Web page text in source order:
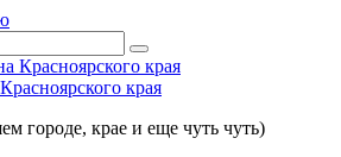
края
городе, крае и еще чуть чуть)